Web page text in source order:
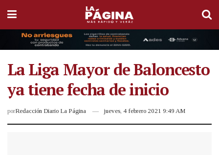
La Liga Mayor de Baloncesto
ya tiene fecha de inicio
porRedacción Diario La Página jueves, 4 febrero 2021 9:49 AM